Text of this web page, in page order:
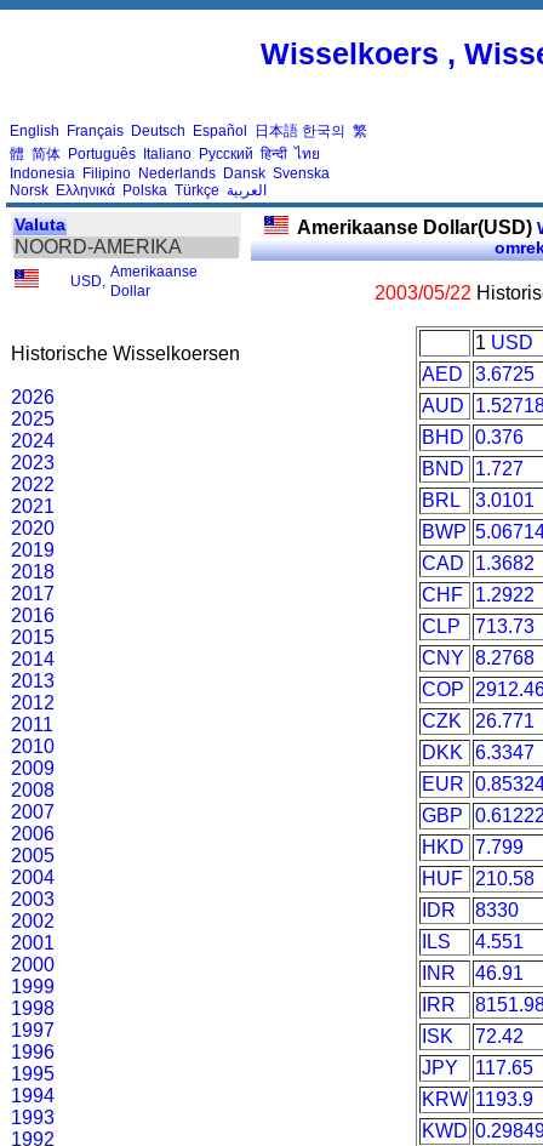
Wisselkoers ,
English Français Deutsch Español 日本語 한국의 繁
體 简体 Português Italiano Русский हिन्दी ไทย
Indonesia Filipino Nederlands Dansk Svenska
Norsk Ελληνικά Polska Türkçe العربية
Valuta
NOORD-AMERIKA
USD
Amerikaanse
Dollar
Historische Wisselkoersen
2026
2025
2024
2023
2022
2021
2020
2019
2018
2017
2016
2015
2014
2013
2012
2011
2010
2009
2008
2007
2006
2005
2004
2003
2002
2001
2000
1999
1998
1997
1996
1995
1994
1993
1992
Amerikaanse Dollar(USD)
2003/05/22
1 USD
AED
3.6725
AUD
BHD 0.376
BND
1.727
BRL
3.0101
BWP
CAD
1.3682
CHF
1.2922
CLP
713.73
CNY 8.2768
COP
CZK
26.771
DKK
6.3347
EUR
GBP
HKD 7.799
HUF
210.58
IDR
8330
ILS
4.551
INR
46.91
IRR
ISK
72.42
JPY
117.65
KRW 1193.9
KWD